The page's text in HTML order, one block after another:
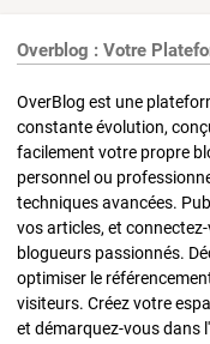
Overblog : Votre
OverBlog est une
constante évolution,
facilement votre propre
personnel ou
techniques avancées.
vos articles, et
blogueurs passionnés.
optimiser le
visiteurs. Créez votre
et démarquez-vous dans